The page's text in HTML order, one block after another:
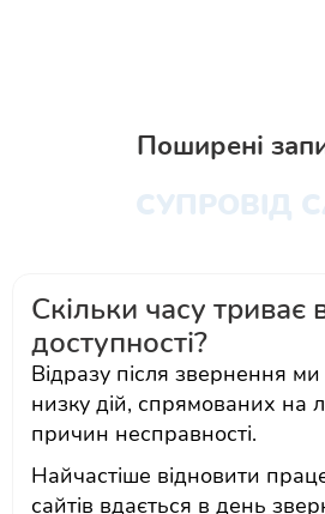
Поширені
СУПРОВІД
Скільки часу триває
доступності?
Відразу після звернення
низку дій, спрямованих на
причин несправності.
Найчастіше відновити
сайтів вдається в день